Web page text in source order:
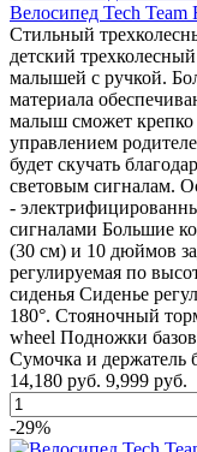
Велосипед Tech Team
Стильный
детский
малышей с ручкой.
материала
малыш сможет крепко
управлением
будет скучать
световым сигналам.
-
сигналами Большие
(30 см) и 10 дюймов
регулируемая по
сиденья Сиденье
180°. Стояночный
wheel Подножки
Сумочка и держатель
14,180 руб. 9,999 руб.
-29%